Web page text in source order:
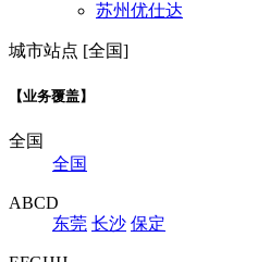
苏州优仕达
城市站点 [全国]
【业务覆盖】
全国
全国
ABCD
东莞 长沙 保定